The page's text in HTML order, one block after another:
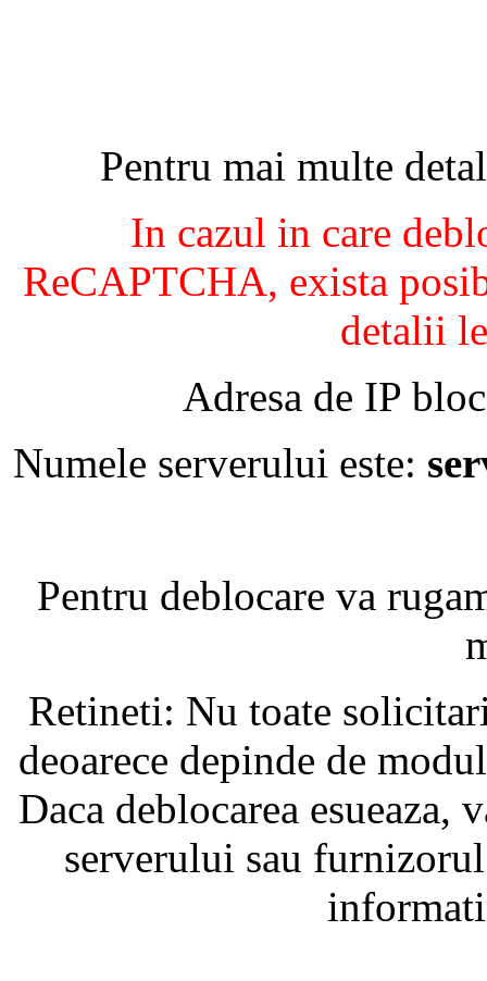
Pentru mai multe
In cazul in care
ReCAPTCHA, exista
detalii
Adresa de IP
Numele serverului este:
Pentru deblocare va
Retineti: Nu toate
deoarece depinde de
Daca deblocarea
serverului sau